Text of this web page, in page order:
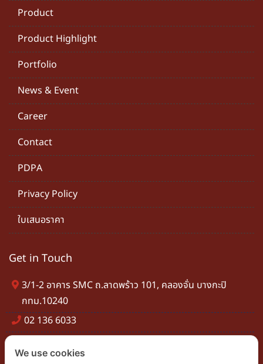
Product
Product Highlight
Portfolio
News & Event
Career
Contact
PDPA
Privacy Policy
ใบเสนอราคา
Get in Touch
3/1-2 อาคาร SMC ถ.ลาดพร้าว 101, คลองจั่น บางกะปิ
กทม.10240
02 136 6033
info@smchem.co.th
We use cookies